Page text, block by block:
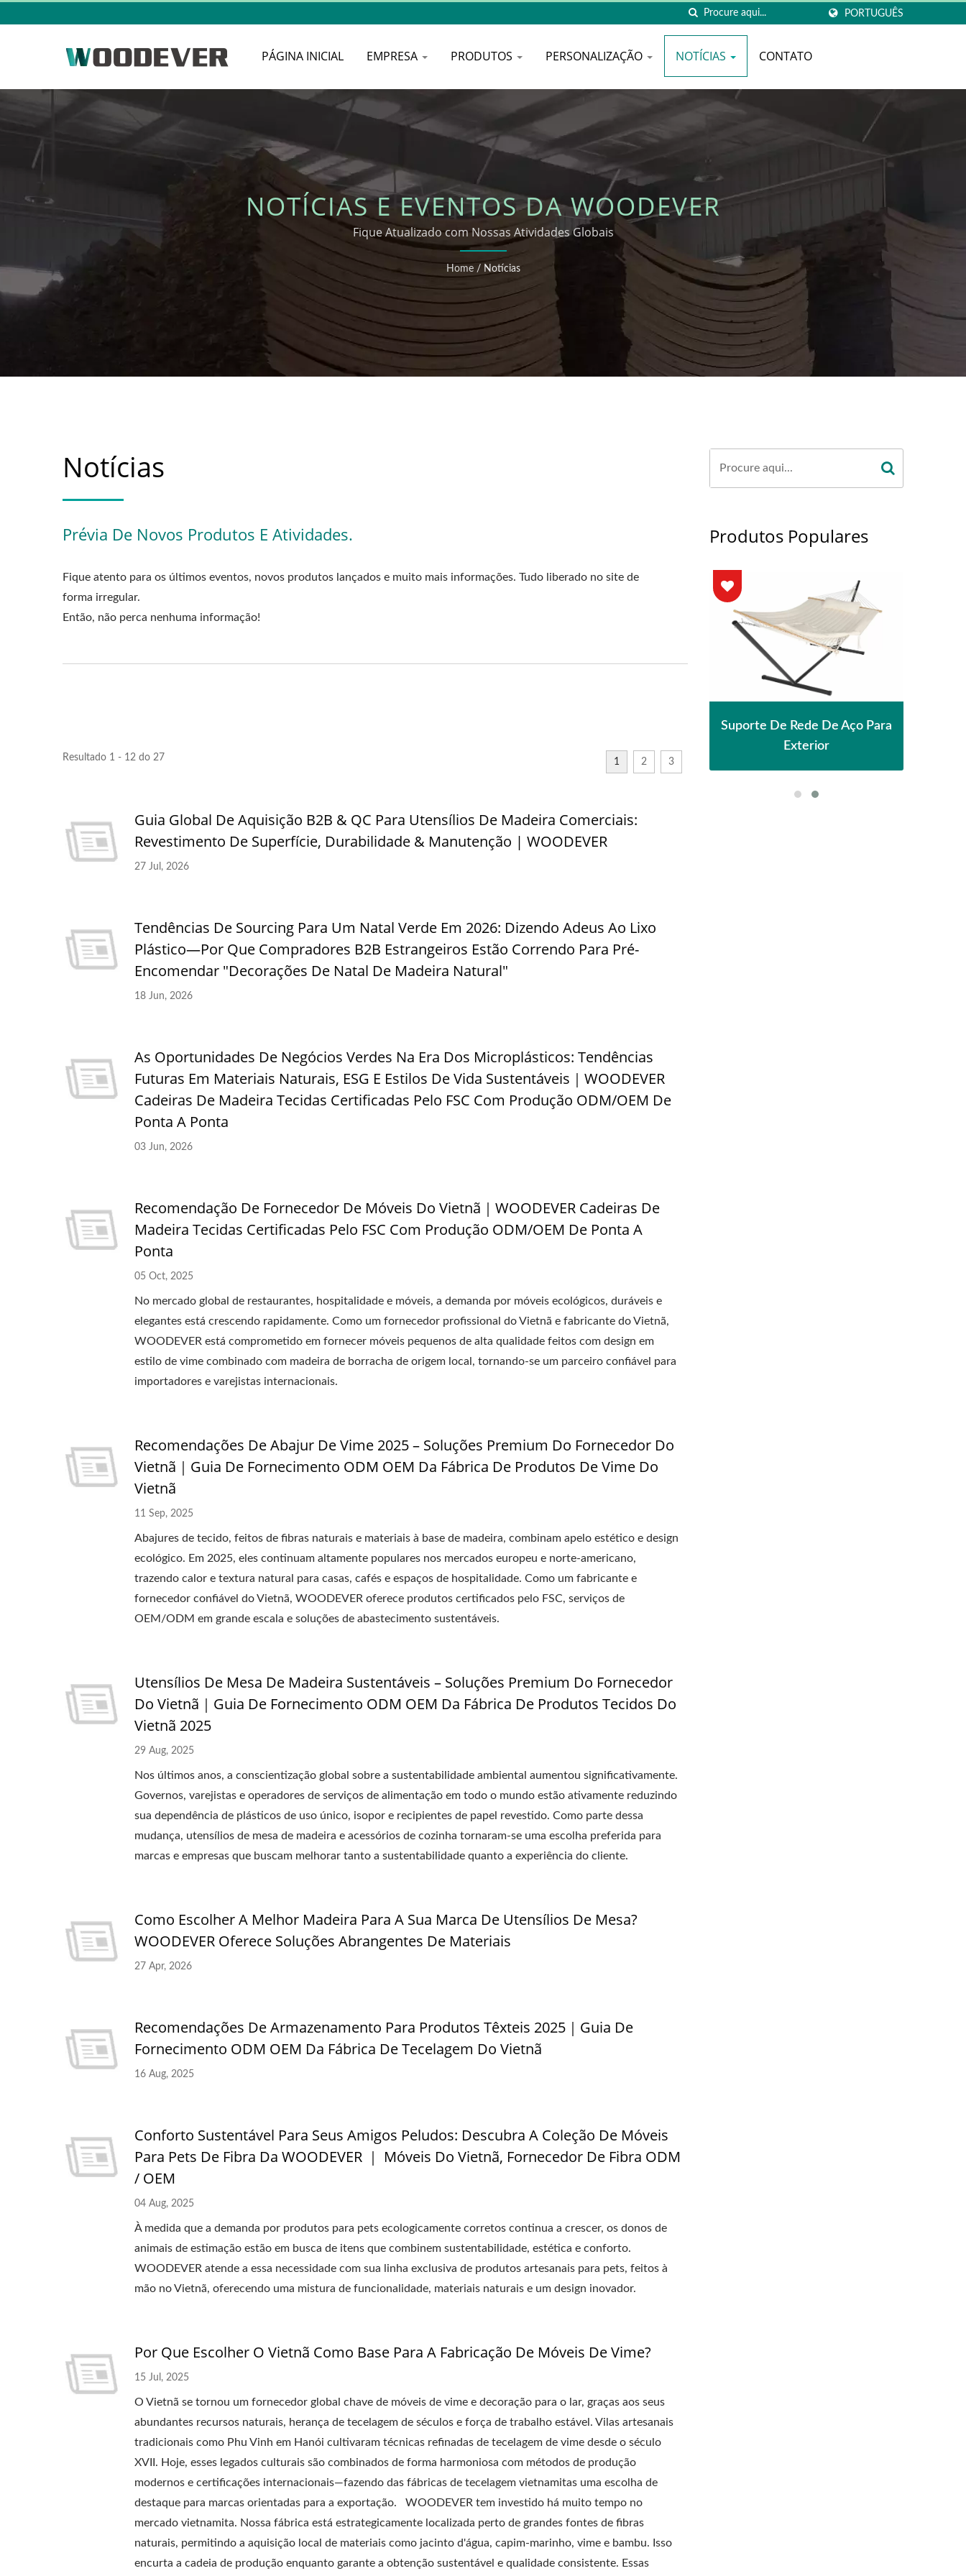
PORTUGUÊS
PÁGINA INICIAL EMPRESA PRODUTOS PERSONALIZAÇÃO NOTÍCIAS CONTATO
NOTÍCIAS E EVENTOS DA WOODEVER
Fique Atualizado com Nossas Atividades Globais
Home / Notícias
Notícias
Prévia De Novos Produtos E Atividades.
Fique atento para os últimos eventos, novos produtos lançados e muito mais informações. Tudo liberado no site de
forma irregular.
Então, não perca nenhuma informação!
Resultado 1 - 12 do 27 1 2 3
Guia Global De Aquisição B2B & QC Para Utensílios De Madeira Comerciais:
Revestimento De Superfície, Durabilidade & Manutenção | WOODEVER
27 Jul, 2026
Tendências De Sourcing Para Um Natal Verde Em 2026: Dizendo Adeus Ao Lixo
Plástico—Por Que Compradores B2B Estrangeiros Estão Correndo Para Pré-
Encomendar "Decorações De Natal De Madeira Natural"
18 Jun, 2026
As Oportunidades De Negócios Verdes Na Era Dos Microplásticos: Tendências
Futuras Em Materiais Naturais, ESG E Estilos De Vida Sustentáveis｜WOODEVER
Cadeiras De Madeira Tecidas Certificadas Pelo FSC Com Produção ODM/OEM De
Ponta A Ponta
03 Jun, 2026
Recomendação De Fornecedor De Móveis Do Vietnã｜WOODEVER Cadeiras De
Madeira Tecidas Certificadas Pelo FSC Com Produção ODM/OEM De Ponta A
Ponta
05 Oct, 2025
No mercado global de restaurantes, hospitalidade e móveis, a demanda por móveis ecológicos, duráveis e
elegantes está crescendo rapidamente. Como um fornecedor profissional do Vietnã e fabricante do Vietnã,
WOODEVER está comprometido em fornecer móveis pequenos de alta qualidade feitos com design em
estilo de vime combinado com madeira de borracha de origem local, tornando-se um parceiro confiável para
importadores e varejistas internacionais.
Recomendações De Abajur De Vime 2025 – Soluções Premium Do Fornecedor Do
Vietnã｜Guia De Fornecimento ODM OEM Da Fábrica De Produtos De Vime Do
Vietnã
11 Sep, 2025
Abajures de tecido, feitos de fibras naturais e materiais à base de madeira, combinam apelo estético e design
ecológico. Em 2025, eles continuam altamente populares nos mercados europeu e norte-americano,
trazendo calor e textura natural para casas, cafés e espaços de hospitalidade. Como um fabricante e
fornecedor confiável do Vietnã, WOODEVER oferece produtos certificados pelo FSC, serviços de
OEM/ODM em grande escala e soluções de abastecimento sustentáveis.
Utensílios De Mesa De Madeira Sustentáveis – Soluções Premium Do Fornecedor
Do Vietnã｜Guia De Fornecimento ODM OEM Da Fábrica De Produtos Tecidos Do
Vietnã 2025
29 Aug, 2025
Nos últimos anos, a conscientização global sobre a sustentabilidade ambiental aumentou significativamente.
Governos, varejistas e operadores de serviços de alimentação em todo o mundo estão ativamente reduzindo
sua dependência de plásticos de uso único, isopor e recipientes de papel revestido. Como parte dessa
mudança, utensílios de mesa de madeira e acessórios de cozinha tornaram-se uma escolha preferida para
marcas e empresas que buscam melhorar tanto a sustentabilidade quanto a experiência do cliente.
Como Escolher A Melhor Madeira Para A Sua Marca De Utensílios De Mesa?
WOODEVER Oferece Soluções Abrangentes De Materiais
27 Apr, 2026
Recomendações De Armazenamento Para Produtos Têxteis 2025｜Guia De
Fornecimento ODM OEM Da Fábrica De Tecelagem Do Vietnã
16 Aug, 2025
Conforto Sustentável Para Seus Amigos Peludos: Descubra A Coleção De Móveis
Para Pets De Fibra Da WOODEVER ｜ Móveis Do Vietnã, Fornecedor De Fibra ODM
/ OEM
04 Aug, 2025
À medida que a demanda por produtos para pets ecologicamente corretos continua a crescer, os donos de
animais de estimação estão em busca de itens que combinem sustentabilidade, estética e conforto.
WOODEVER atende a essa necessidade com sua linha exclusiva de produtos artesanais para pets, feitos à
mão no Vietnã, oferecendo uma mistura de funcionalidade, materiais naturais e um design inovador.
Por Que Escolher O Vietnã Como Base Para A Fabricação De Móveis De Vime?
15 Jul, 2025
O Vietnã se tornou um fornecedor global chave de móveis de vime e decoração para o lar, graças aos seus
abundantes recursos naturais, herança de tecelagem de séculos e força de trabalho estável. Vilas artesanais
tradicionais como Phu Vinh em Hanói cultivaram técnicas refinadas de tecelagem de vime desde o século
XVII. Hoje, esses legados culturais são combinados de forma harmoniosa com métodos de produção
modernos e certificações internacionais—fazendo das fábricas de tecelagem vietnamitas uma escolha de
destaque para marcas orientadas para a exportação. WOODEVER tem investido há muito tempo no
mercado vietnamita. Nossa fábrica está estrategicamente localizada perto de grandes fontes de fibras
naturais, permitindo a aquisição local de materiais como jacinto d'água, capim-marinho, vime e bambu. Isso
encurta a cadeia de produção enquanto garante a obtenção sustentável e qualidade consistente. Essas
Produtos Populares
Suporte De Rede De Aço Para
Exterior